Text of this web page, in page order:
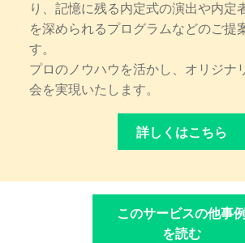
り、記憶に残る内定式の演出や内定
を深められるプログラムなどのご提
す。
プロのノウハウを活かし、オリジナ
会を実現いたします。
詳しくはこちら
このサービスの他事
を読む